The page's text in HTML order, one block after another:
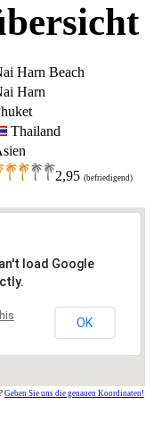
Harn Beach
Harn
Thailand
2,95 (befriedigend)
load Google
OK
Geben Sie uns die genauen Koordinaten!